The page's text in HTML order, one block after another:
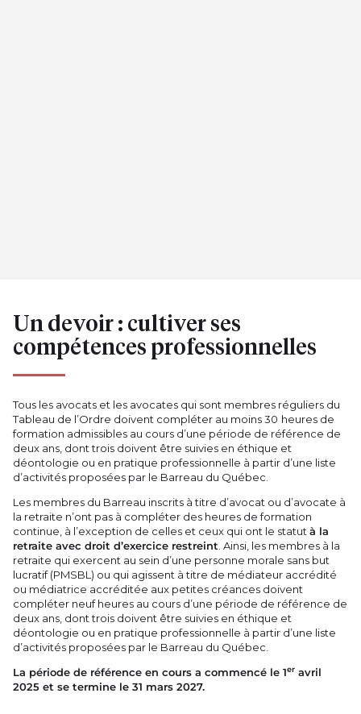
Un devoir : cultiver ses
compétences professionnelles
Tous les avocats et les avocates qui sont membres réguliers du
Tableau de l’Ordre doivent compléter au moins 30 heures de
formation admissibles au cours d’une période de référence de
deux ans, dont trois doivent être suivies en éthique et
déontologie ou en pratique professionnelle à partir d’une liste
d’activités proposées par le Barreau du Québec.
Les membres du Barreau inscrits à titre d’avocat ou d’avocate à
la retraite n’ont pas à compléter des heures de formation
continue, à l’exception de celles et ceux qui ont le statutà la
retraite avec droit d’exercice restreint . Ainsi, les membres à la
retraite qui exercent au sein d’une personne morale sans but
lucratif (PMSBL) ou qui agissent à titre de médiateur accrédité
ou médiatrice accréditée aux petites créances doivent
compléter neuf heures au cours d’une période de référence de
deux ans, dont trois doivent être suivies en éthique et
déontologie ou en pratique professionnelle à partir d’une liste
d’activités proposées par le Barreau du Québec.
La période de référence en cours a commencé le 1er avril
2025 et se termine le 31 mars 2027.